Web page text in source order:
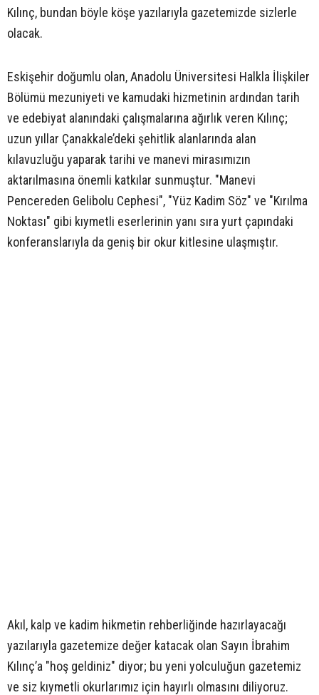
Kılınç, bundan böyle köşe yazılarıyla gazetemizde sizlerle
olacak.
Eskişehir doğumlu olan, Anadolu Üniversitesi Halkla İlişkiler
Bölümü mezuniyeti ve kamudaki hizmetinin ardından tarih
ve edebiyat alanındaki çalışmalarına ağırlık veren Kılınç;
uzun yıllar Çanakkale’deki şehitlik alanlarında alan
kılavuzluğu yaparak tarihi ve manevi mirasımızın
aktarılmasına önemli katkılar sunmuştur. "Manevi
Pencereden Gelibolu Cephesi", "Yüz Kadim Söz" ve "Kırılma
Noktası" gibi kıymetli eserlerinin yanı sıra yurt çapındaki
konferanslarıyla da geniş bir okur kitlesine ulaşmıştır.
Akıl, kalp ve kadim hikmetin rehberliğinde hazırlayacağı
yazılarıyla gazetemize değer katacak olan Sayın İbrahim
Kılınç’a "hoş geldiniz" diyor; bu yeni yolculuğun gazetemiz
ve siz kıymetli okurlarımız için hayırlı olmasını diliyoruz.